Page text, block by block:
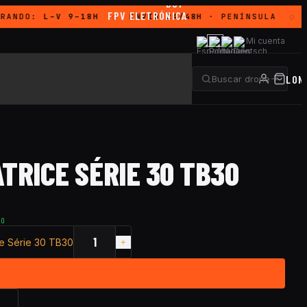
L–V 9–18H ◇ ENVÍO 24/48H· PENÍNSULA
Mi cuenta
DJI
FPV ELETRÓNICA
SÉRIE 30 TB30
Série 30 TB30